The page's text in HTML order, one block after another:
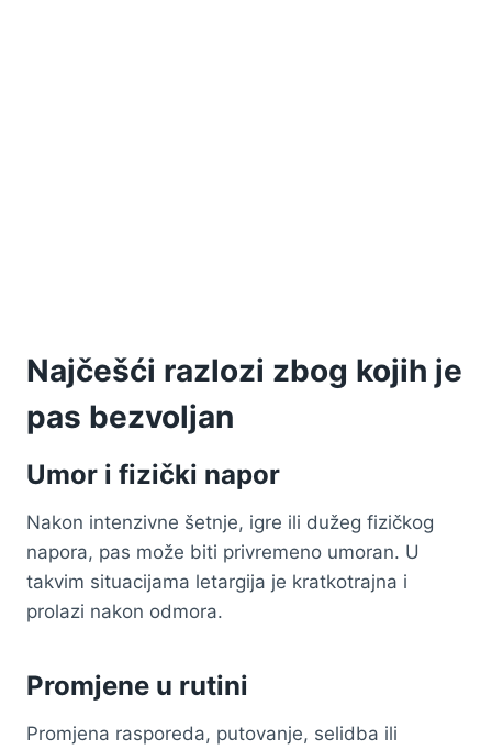
Najčešći razlozi zbog kojih je
pas bezvoljan
Umor i fizički napor
Nakon intenzivne šetnje, igre ili dužeg fizičkog
napora, pas može biti privremeno umoran. U
takvim situacijama letargija je kratkotrajna i
prolazi nakon odmora.
Promjene u rutini
Promjena rasporeda, putovanje, selidba ili